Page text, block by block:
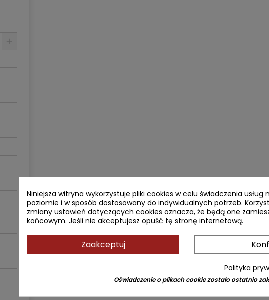
Niniejsza witryna wykorzystuje pliki cookies w celu świadczenia usług
poziomie i w sposób dostosowany do indywidualnych potrzeb.
zmiany ustawień dotyczących cookies oznacza, że będą one
końcowym. Jeśli nie akceptujesz opuść tę stronę internetową.
Zaakceptuj
Polityka
Oświadczenie o plikach cookie zostało ostatnio